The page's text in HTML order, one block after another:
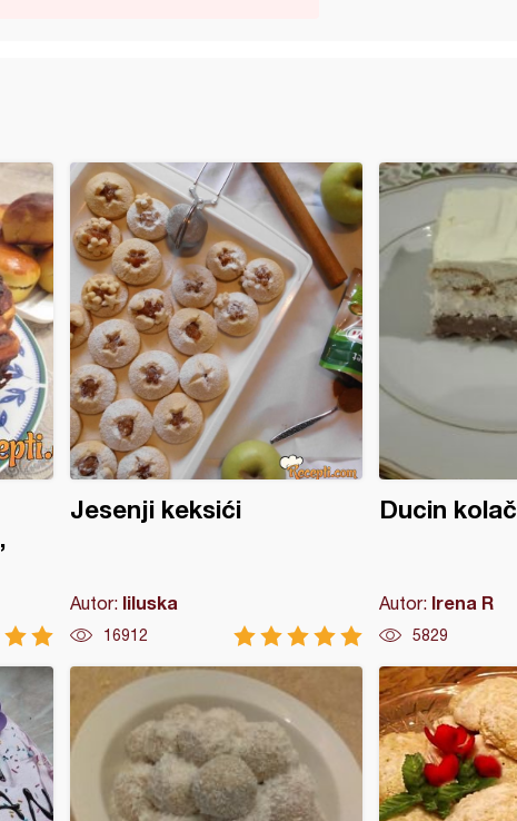
Jesenji keksići
Autor: liluska
16912
Ducin kolač
Autor: Irena R
5829